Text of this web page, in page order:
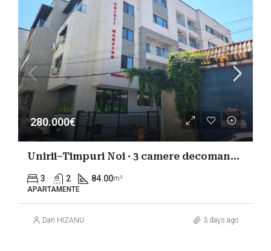
280.000€
Unirii–Timpuri Noi · 3 camere decomandat 90,50 mp · bloc 2022
3 2 84.00m²
APARTAMENTE
Dan HIZANU 3 days ago